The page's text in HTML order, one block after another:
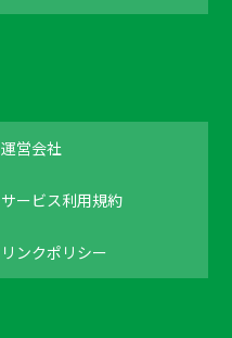
運営会社
サービス利用規約
リンクポリシー